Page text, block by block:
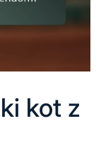
kot z